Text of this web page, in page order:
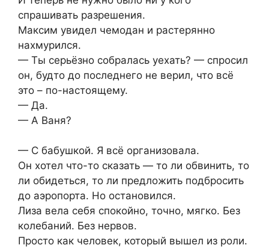
спрашивать разрешения.
Максим увидел чемодан и растерянно
нахмурился.
— Ты серьёзно собралась уехать? — спросил
он, будто до последнего не верил, что всё
это – по-настоящему.
— Да.
— А Ваня?
— С бабушкой. Я всё организовала.
Он хотел что-то сказать — то ли обвинить, то
ли обидеться, то ли предложить подбросить
до аэропорта. Но остановился.
Лиза вела себя спокойно, точно, мягко. Без
колебаний. Без нервов.
Просто как человек, который вышел из роли.